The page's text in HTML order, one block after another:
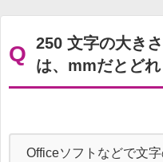
Q 250 文字の大き
は、mmだとど
Officeソフトなどで文